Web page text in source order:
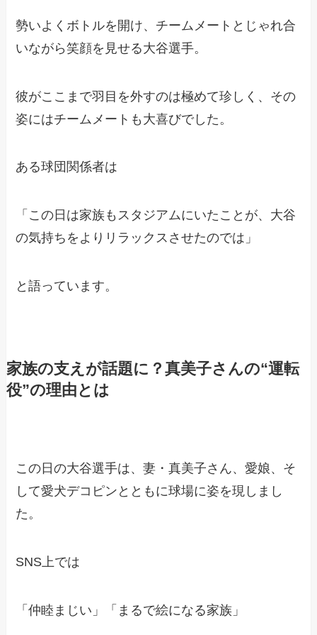
勢いよくボトルを開け、チームメートとじゃれ合
いながら笑顔を見せる大谷選手。
彼がここまで羽目を外すのは極めて珍しく、その
姿にはチームメートも大喜びでした。
ある球団関係者は
「この日は家族もスタジアムにいたことが、大谷
の気持ちをよりリラックスさせたのでは」
と語っています。
家族の支えが話題に？真美子さんの“運転
役”の理由とは
この日の大谷選手は、妻・真美子さん、愛娘、そ
して愛犬デコピンとともに球場に姿を現しまし
た。
SNS上では
「仲睦まじい」「まるで絵になる家族」